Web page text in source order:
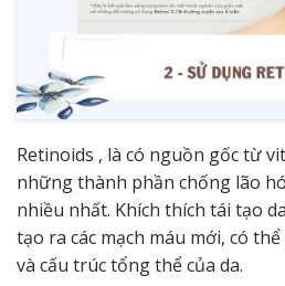
Retinoids , là có nguồn gốc từ
những thành phần chống lão
nhiều nhất. Khích thích tái tạo
tạo ra các mạch máu mới, có
và cấu trúc tổng thể của da.